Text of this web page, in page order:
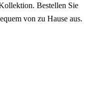
Bestellen Sie
von zu Hause aus.